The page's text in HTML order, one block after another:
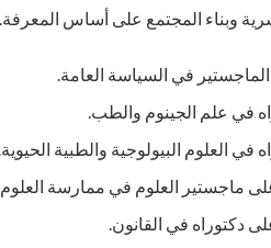
وبناء المجتمع على أساس المعرفة.
في السياسة العامة.
في علم الجينوم والطب.
في العلوم البيولوجية والطبية
ماجستير العلوم في ممارسة
دكتوراه في القانون.